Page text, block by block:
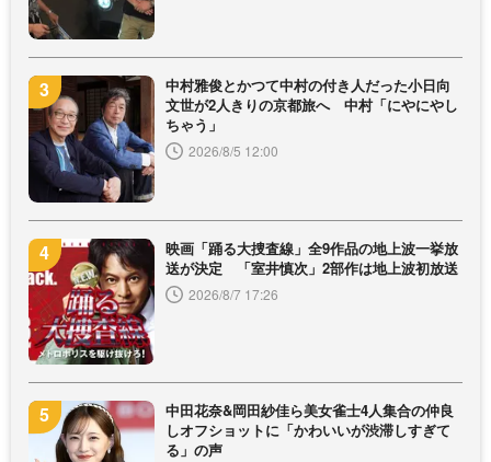
中村雅俊とかつて中村の付き人だった小日向
文世が2人きりの京都旅へ 中村「にやにやし
ちゃう」
2026/8/5 12:00
映画「踊る大捜査線」全9作品の地上波一挙放
送が決定 「室井慎次」2部作は地上波初放送
2026/8/7 17:26
中田花奈&岡田紗佳ら美女雀士4人集合の仲良
しオフショットに「かわいいが渋滞しすぎて
る」の声